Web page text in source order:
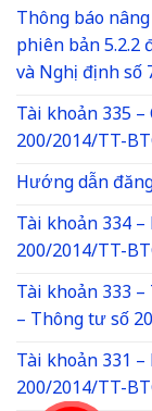
Thông báo
phiên bản
và Nghị định số
Tài khoản 335
200/2014/TT-
Hướng dẫn
Tài khoản 334
200/2014/TT-
Tài khoản 333
– Thông tư số
Tài khoản 331
200/2014/TT-